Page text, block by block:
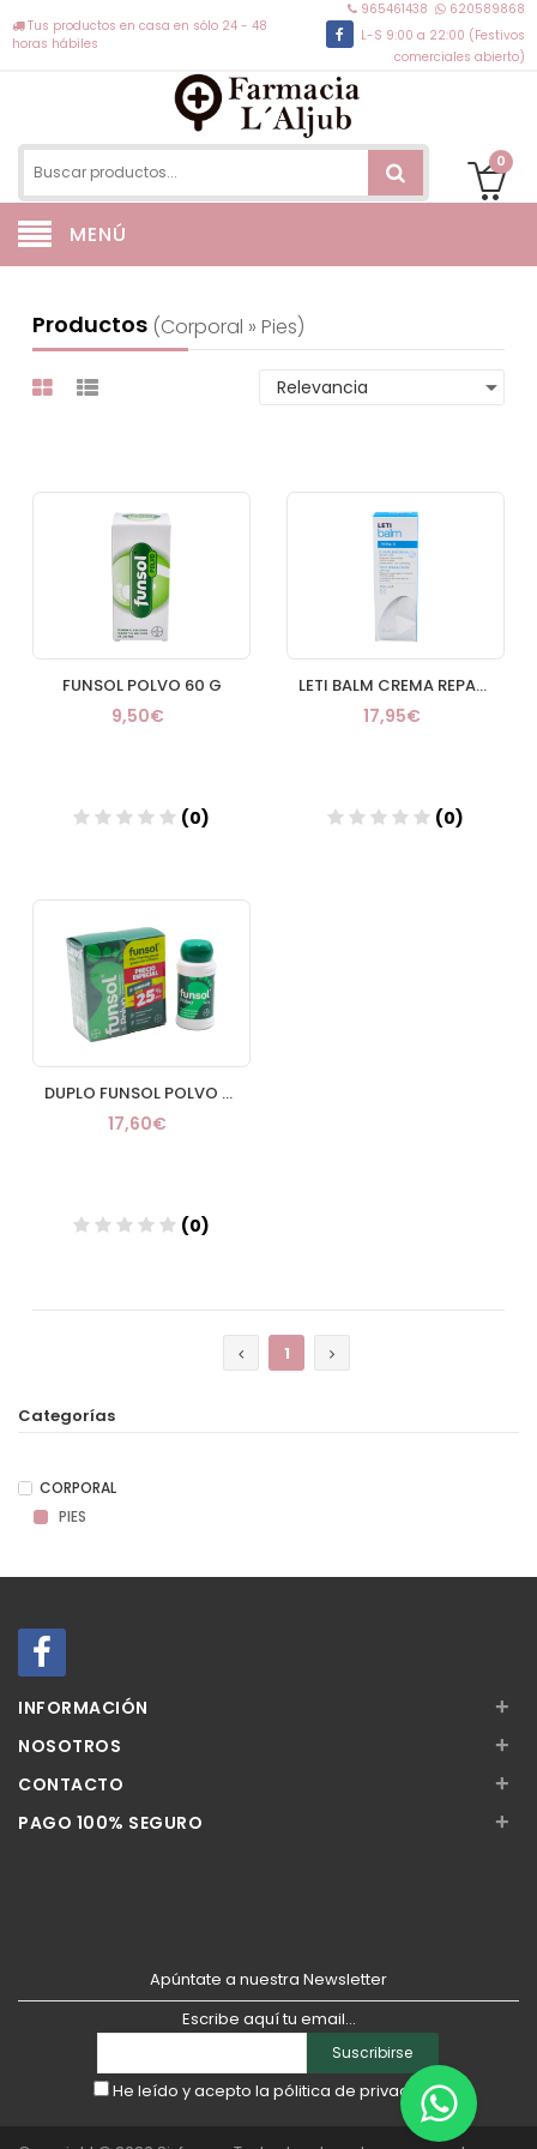
Tus productos en casa en sólo 24 - 48
horas hábiles
965461438
620589868
L-S 9:00 a 22:00 (Festivos
comerciales abierto)
0
MENÚ
Productos (corporal » Pies)
FUNSOL POLVO 60 G
9,50€
(0)
LETI BALM CREMA REPARADORA PIES 100 ML
17,95€
(0)
DUPLO FUNSOL POLVO 60 G
17,60€
(0)
1
Categorías
CORPORAL
PIES
INFORMACIÓN +
NOSOTROS +
CONTACTO +
PAGO 100% SEGURO +
Apúntate a nuestra Newsletter
Escribe aquí tu email...
Suscribirse
He leído y acepto la pólitica de privacidad